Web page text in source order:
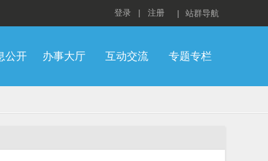
登录 | 注册 | 站群导航
公开 办事大厅 互动交流 专题专栏